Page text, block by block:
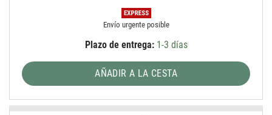
Envío urgente posible
Plazo de entrega:1-3 días
AÑADIR A LA CESTA